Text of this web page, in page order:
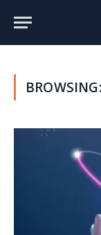
BROWSING: